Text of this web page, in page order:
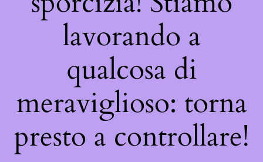
lavorando a
qualcosa di
meraviglioso: torna
presto a controllare!